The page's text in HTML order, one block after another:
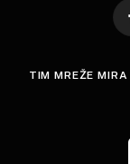
TIM MREŽE MIRA